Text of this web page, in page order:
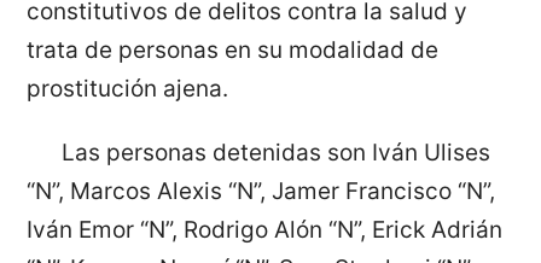
constitutivos de delitos contra la salud y
trata de personas en su modalidad de
prostitución ajena.
Las personas detenidas son Iván Ulises
“N”, Marcos Alexis “N”, Jamer Francisco “N”,
Iván Emor “N”, Rodrigo Alón “N”, Erick Adrián